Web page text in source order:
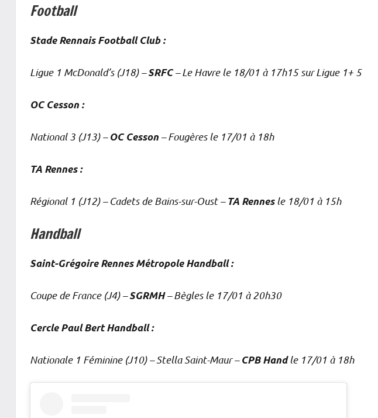
Football
Stade Rennais Football Club :
Ligue 1 McDonald’s (J18) –SRFC– Le Havre le 18/01 à 17h15 sur Ligue 1+ 5
OC Cesson :
National 3 (J13) –OC Cesson – Fougères le 17/01 à 18h
TA Rennes :
Régional 1 (J12) – Cadets de Bains-sur-Oust –TA Rennesle 18/01 à 15h
Handball
Saint-Grégoire Rennes Métropole Handball :
Coupe de France (J4) –SGRMH– Bègles le 17/01 à 20h30
Cercle Paul Bert Handball :
Nationale 1 Féminine (J10) – Stella Saint-Maur –CPB Handle 17/01 à 18h